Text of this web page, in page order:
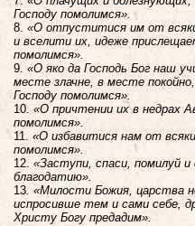
Господу помолимся».
8. «О отпуститися им от
и вселити их, идеже
помолимся».
9. «О яко да Господь Бог наш
месте злачне, в месте
Господу помолимся».
10. «О причтении их в недрах
помолимся».
11. «О избавитися нам от
помолимся».
12. «Заступи, спаси, помилуй
благодатию».
13. «Милости Божия, царства
испросивше тем и сами себе,
Христу Богу предадим».